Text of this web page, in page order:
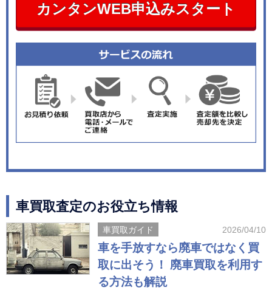
カンタンWEB申込みスタート
車買取査定のお役立ち情報
車買取ガイド 2026/04/10
車を手放すなら廃車ではなく買
取に出そう！ 廃車買取を利用す
る方法も解説